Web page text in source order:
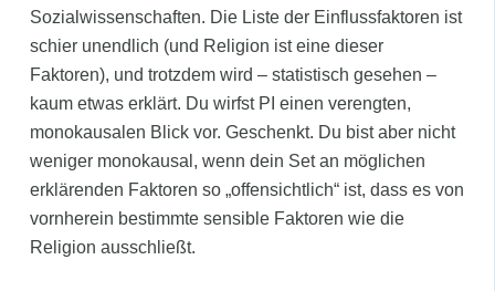
Sozialwissenschaften. Die Liste der Einflussfaktoren ist
schier unendlich (und Religion ist eine dieser
Faktoren), und trotzdem wird – statistisch gesehen –
kaum etwas erklärt. Du wirfst PI einen verengten,
monokausalen Blick vor. Geschenkt. Du bist aber nicht
weniger monokausal, wenn dein Set an möglichen
erklärenden Faktoren so „offensichtlich“ ist, dass es von
vornherein bestimmte sensible Faktoren wie die
Religion ausschließt.